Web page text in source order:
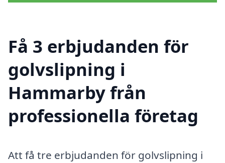
Få 3 erbjudanden för
golvslipning i
Hammarby från
professionella företag
Att få tre erbjudanden för golvslipning i